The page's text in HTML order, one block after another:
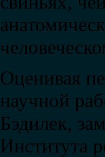
Оценивая
научной
Бэдилек,
Института